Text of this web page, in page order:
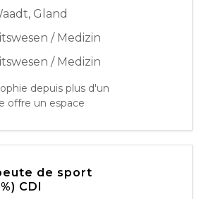
de vie
, Gland
/ Medizin
/ Medizin
depuis plus d'un
offre un espace
le patient est au centre
Prenant en compte
besoins biologiques,
nos activités
personne ayant besoin
maintenir ou
de sport
CDI